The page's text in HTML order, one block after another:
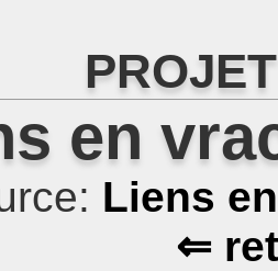
en
Liens
⇐